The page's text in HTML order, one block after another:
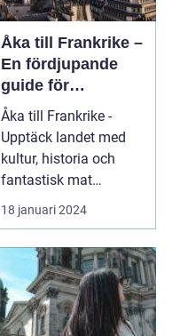
Åka till Frankrike –
En fördjupande
guide för
resenärer
Åka till Frankrike -
Upptäck landet med
kultur, historia och
fantastisk mat
Frankrike är ett land
s...
18 januari 2024